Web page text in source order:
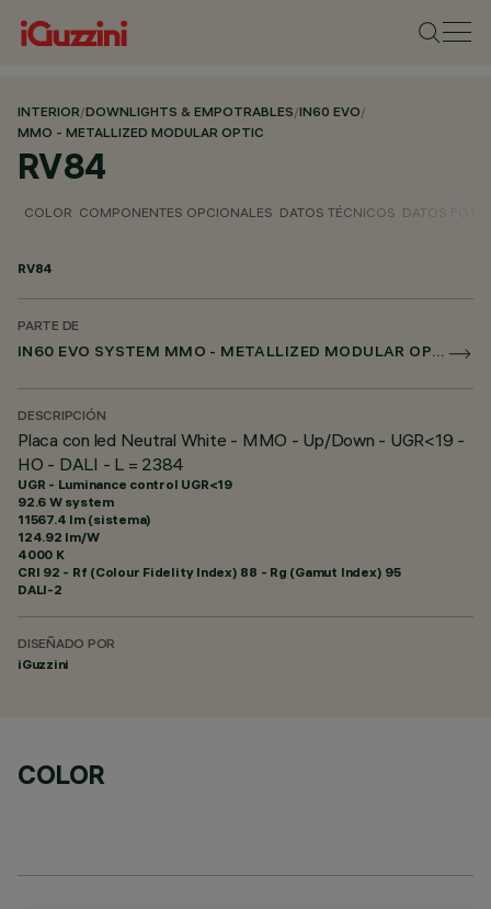
INTERIOR/DOWNLIGHTS & EMPOTRABLES/IN60 EVO/
MMO - METALLIZED MODULAR OPTIC
RV84
COLOR COMPONENTES OPCIONALES DATOS TÉCNICOS DATOS
RV84
PARTE DE
IN60 EVO SYSTEM MMO - METALLIZED MODULAR OPTIC
DESCRIPCIÓN
Placa con led Neutral White - MMO - Up/Down - UGR<19 -
HO - DALI - L = 2384
UGR - Luminance control UGR<19
92.6 W system
11567.4 lm (sistema)
124.92 lm/W
4000 K
CRI 92 - Rf (Colour Fidelity Index) 88 - Rg (Gamut Index) 95
DALI-2
DISEÑADO POR
iGuzzini
COLOR